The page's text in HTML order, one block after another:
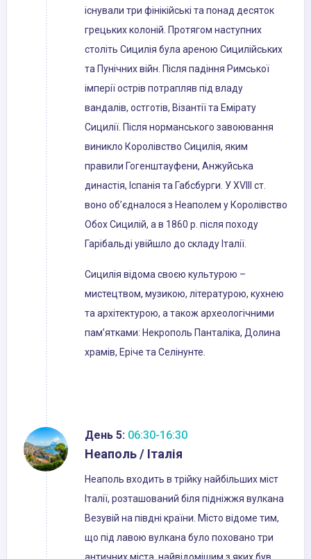
існували три фінікійські та понад десяток
грецьких колоній. Протягом наступних
століть Сицилія була ареною Сицилійських
та Пунічних війн. Після падіння Римської
імперії острів потрапляв під владу
вандалів, остготів, Візантії та Емірату
Сицилії. Після норманського завоювання
виникло Королівство Сицилія, яким
правили Гогенштауфени, Анжуйська
династія, Іспанія та Габсбурги. У XVIII ст.
воно об’єдналося з Неаполем у Королівство
Обох Сицилій, а в 1860 р. після походу
Гарібальді увійшло до складу Італії.
Сицилія відома своєю культурою –
мистецтвом, музикою, літературою, кухнею
та архітектурою, а також археологічними
пам’ятками: Некрополь Панталіка, Долина
храмів, Еріче та Селінунте.
День 5: 06:30-16:30
Неаполь / Італія
Неаполь входить в трійку найбільших міст
Італії, розташований біля підніжжя вулкана
Везувій на півдні країни. Місто відоме тим,
що під лавою вулкана було поховано три